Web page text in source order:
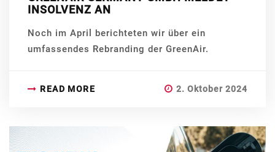
INSOLVENZ AN
Noch im April berichteten wir über ein
umfassendes Rebranding der GreenAir.
READ MORE 2. Oktober 2024